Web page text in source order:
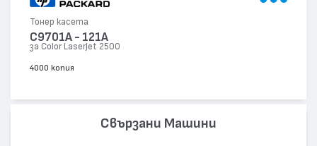
Тонер касета
C9701A - 121A
за Color LaserJet 2500
4000 копия
Свързани Машини